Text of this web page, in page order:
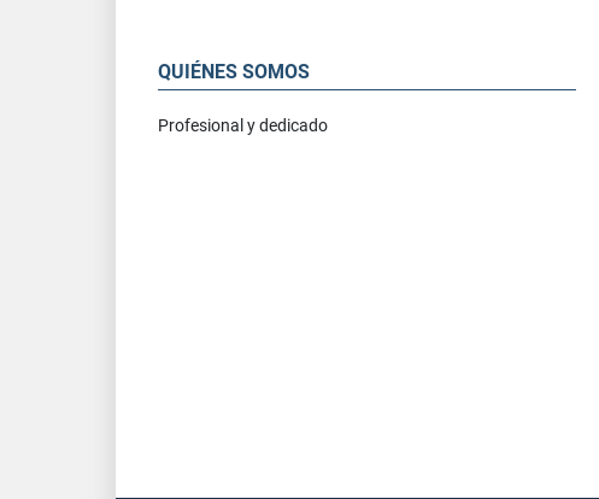
QUIÉNES SOMOS
Profesional y dedicado